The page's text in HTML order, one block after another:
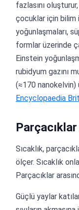
fazlasını oluşturur,
çocuklar için bilim
yoğunlaşmaları,
formlar üzerinde
Einstein
rubidyum gazını
(≈170
Encyclopaedia
Sıcaklık,
ölçer. Sıcaklık
Parçacıklar
Güçlü yaylar